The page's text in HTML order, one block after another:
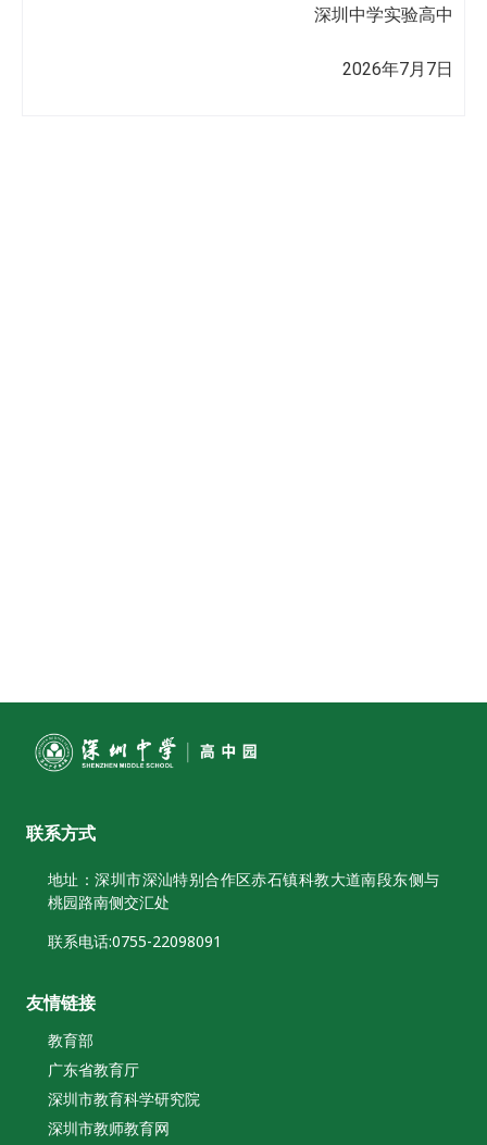
深圳中学实验高中
2026年7月7日
联系方式
地址：深圳市深汕特别合作区赤石镇科教大道南段东侧与
桃园路南侧交汇处
联系电话:0755-22098091
友情链接
教育部
广东省教育厅
深圳市教育科学研究院
深圳市教师教育网